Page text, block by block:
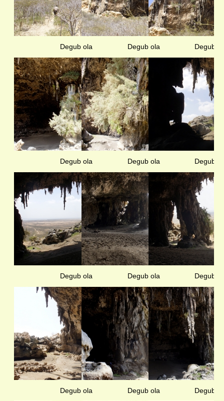
Degub ola Degub ola Degub
Degub ola Degub ola Degub
Degub ola Degub ola Degub
Degub ola Degub ola Degub